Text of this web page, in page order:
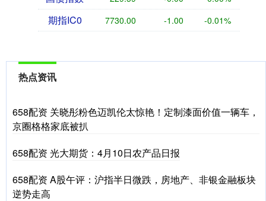
期指IC0 7730.00 -1.00 -0.01%
热点资讯
658配资 关晓彤粉色迈凯伦太惊艳！定制漆面价值一辆车，
京圈格格家底被扒
658配资 光大期货：4月10日农产品日报
658配资 A股午评：沪指半日微跌，房地产、非银金融板块
逆势走高